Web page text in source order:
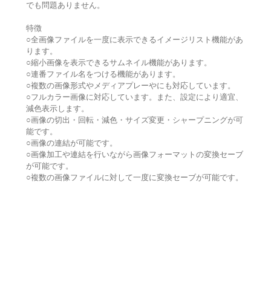
でも問題ありません。
特徴
○全画像ファイルを一度に表示できるイメージリスト機能があ
ります。
○縮小画像を表示できるサムネイル機能があります。
○連番ファイル名をつける機能があります。
○複数の画像形式やメディアプレーやにも対応しています。
○フルカラー画像に対応しています。また、設定により適宜、
減色表示します。
○画像の切出・回転・減色・サイズ変更・シャープニングが可
能です。
○画像の連結が可能です。
○画像加工や連結を行いながら画像フォーマットの変換セーブ
が可能です。
○複数の画像ファイルに対して一度に変換セーブが可能です。